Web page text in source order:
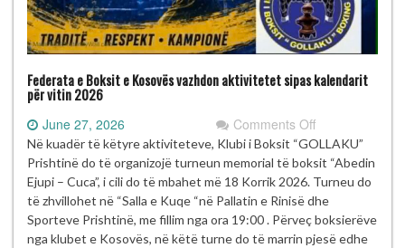
Federata e Boksit e Kosovës vazhdon aktivitetet sipas kalendarit
për vitin 2026
June 27, 2026 Comments Offon
Federata
e
Boksit
e
Kosovës
vazhdon
Në kuadër të këtyre aktiviteteve, Klubi i Boksit “GOLLAKU”
Prishtinë do të organizojë turneun memorial të boksit “Abedin
Ejupi – Cuca”, i cili do të mbahet më 18 Korrik 2026. Turneu do
të zhvillohet në “Salla e Kuqe “në Pallatin e Rinisë dhe
Sporteve Prishtinë, me fillim nga ora 19:00 . Përveç boksierëve
nga klubet e Kosovës, në këtë turne do të marrin pjesë edhe